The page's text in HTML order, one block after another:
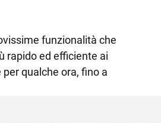
funzionalità che
rapido ed efficiente ai
qualche ora, fino a